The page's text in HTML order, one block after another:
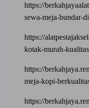
https://
sewa-meja-bundar-
https://
kotak-murah-
https://
meja-kopi-
https://